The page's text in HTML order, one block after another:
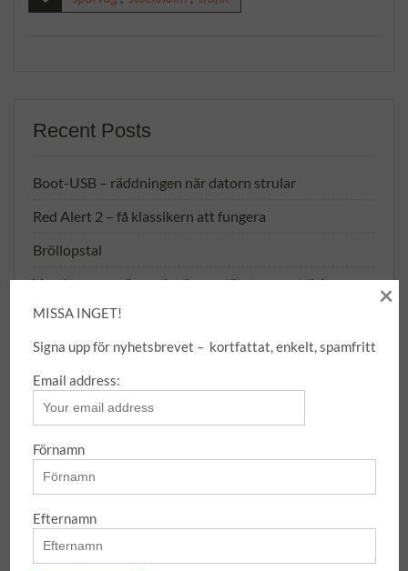
Recent Posts
Boot-USB – räddningen när datorn strular
Red Alert 2 – få klassikern att fungera
Bröllopstal
Vocal remover/karaokeskapare/instrumentalskapare
online
Fem över-fem i – att skapa andrum på jobbet
MISSA INGENTING!
Email address:
Förnamn
MISSA INGET!
Signa upp för nyhetsbrevet – kortfattat, enkelt, spamfritt
Email address:
Förnamn
Efternamn
×